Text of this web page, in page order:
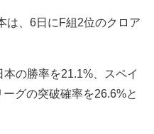
は、6日にF組2位のクロア
の勝率を21.1%、スペイ
グの突破確率を26.6%と